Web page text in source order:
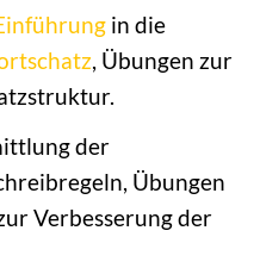
in die
, Übungen zur
der
Übungen
Verbesserung der